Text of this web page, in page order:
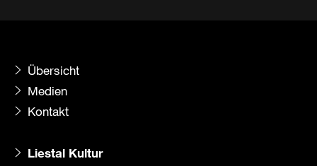
Übersicht
Medien
Kontakt
Liestal Kultur